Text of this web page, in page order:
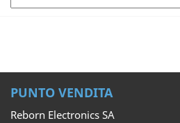
PUNTO VENDITA
Reborn Electronics SA